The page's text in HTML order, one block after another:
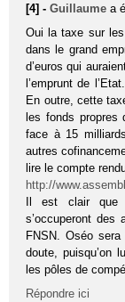
[4] -Guillaume a
Oui la taxe sur
dans le grand
d’euros qui
l’emprunt de
En outre, cette
les fonds propres
face à 15
autres
lire le compte
http://
Il est clair que
s’occuperont des
FNSN. Oséo
doute, puisqu’on
les pôles de
Répondre ici